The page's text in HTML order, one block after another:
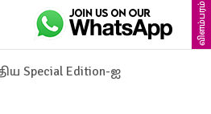
விளம்பரம்
Special Edition-ஐ